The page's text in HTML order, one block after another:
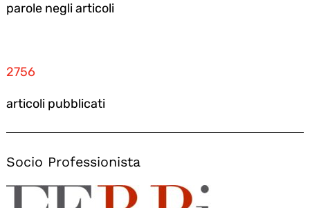
parole negli articoli
2756
articoli pubblicati
Socio Professionista